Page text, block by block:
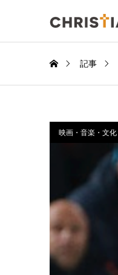
記事
映画・音楽・文化